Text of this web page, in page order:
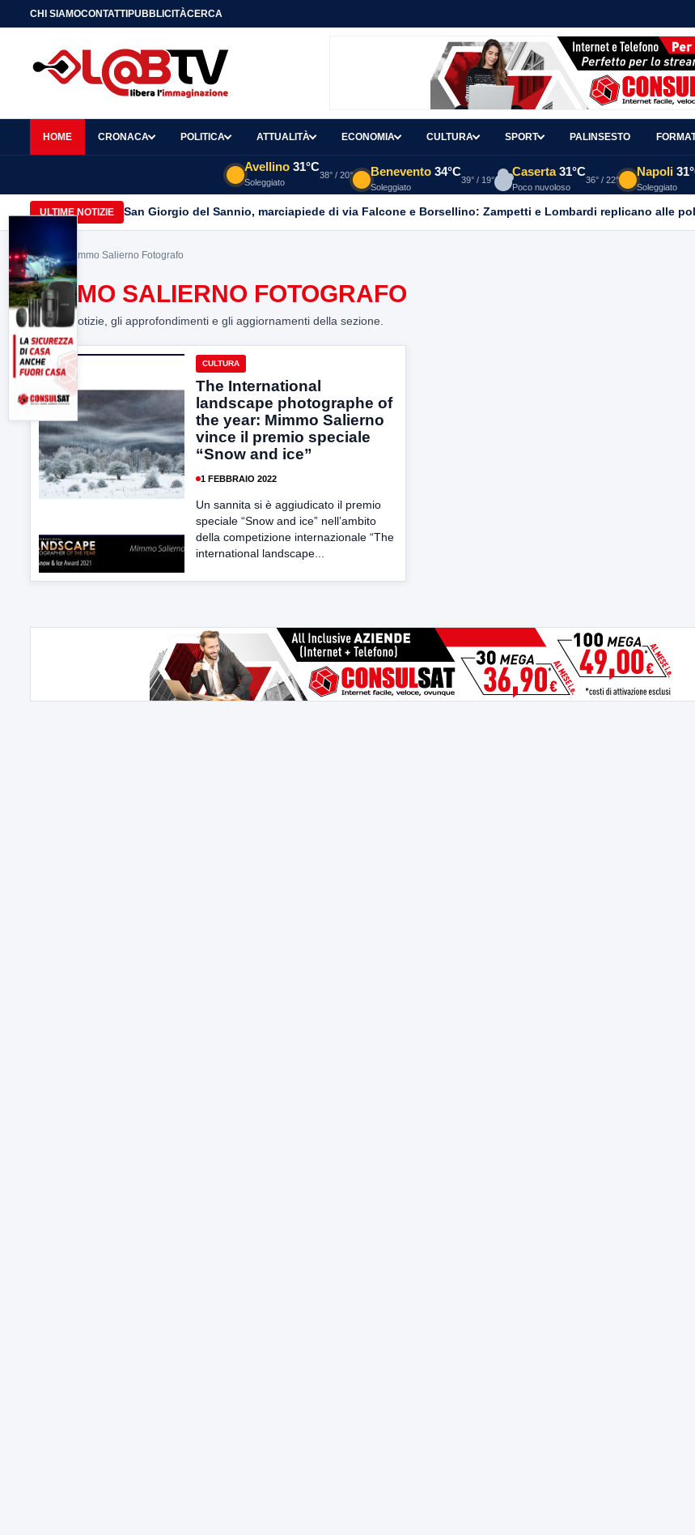
CHI SIAMOCONTATTIPUBBLICITÀCERCA
HOME CRONACA POLITICA ATTUALITÀ ECONOMIA CULTURA SPORT PALINSESTO
Avellino 31°C
Soleggiato
38° / 20° Benevento 34°C
Soleggiato
39° / 19°
Caserta 31°C
Poco nuvoloso
36° / 22°
Napoli
Soleggiato
ULTIME NOTIZIE San Giorgio del Sannio, marciapiede di via Falcone e Borsellino: Zampetti e Lombardi replicano alle
Home> Mimmo Salierno Fotografo
MIMMO SALIERNO FOTOGRAFO
Tutte le notizie, gli approfondimenti e gli aggiornamenti della sezione.
CULTURA
The International
landscape photographe of
the year: Mimmo Salierno
vince il premio speciale
“Snow and ice”
1 FEBBRAIO 2022
Un sannita si è aggiudicato il premio
speciale “Snow and ice” nell’ambito
della competizione internazionale “The
international landscape...